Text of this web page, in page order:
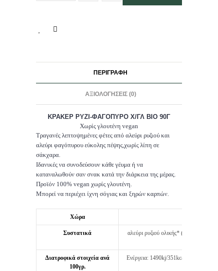
ΠΕΡΙΓΡΑΦΉ
ΑΞΙΟΛΟΓΉΣΕΙΣ (0)
ΚΡΑΚΕΡ ΡΥΖΙ-ΦΑΓΟΠΥΡΟ Χ/ΓΛ ΒΙΟ 90Γ
Χωρίς γλουτένη vegan
Τραγανές λεπτοψημένες φέτες από αλεύρι ρυζιού και
αλεύρι φαγόπυρου εύκολης πέψης,χωρίς λίπη σε
σάκχαρα.
Ιδανικές να συνοδεύσουν κάθε γέυμα ή να
καταναλωθούν σαν σνακ κατά την διάρκεια της μέρας.
Προϊόν 100% vegan χωρίς γλουτένη.
Μπορεί να περιέχει ίχνη σόγιας και ξηρών καρπών.
Χώρα
Συστατικά αλεύρι ρυζιού ολικής* (84%), αλεύρι
Διατροφικά στοιχεία ανά
100γρ.
Ενέργεια: 1490kj/351kcal -